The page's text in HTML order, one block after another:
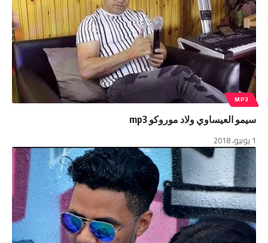
MP3
سيمو العيساوي ولاد موروكو mp3
1 يونيو، 2018